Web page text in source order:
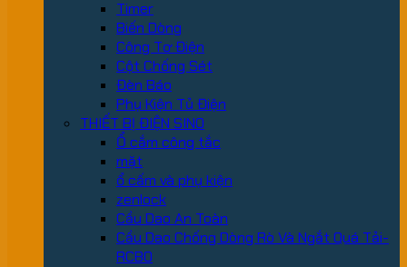
Timer
Biến Dòng
Công Tơ Điện
Cột Chống Sét
Đèn Báo
Phụ Kiện Tủ Điện
THIẾT BỊ ĐIỆN SINO
Ổ cắm công tắc
mặt
ổ cấm và phụ kiện
zenlock
Cầu Dao An Toàn
Cầu Dao Chống Dòng Rò Và Ngắt Quá Tải-
RCBO